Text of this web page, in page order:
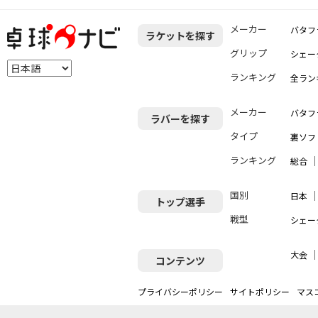
ラケットを探す メーカー バタ
グリップ シェー
ランキング 全ラ
ラバーを探す メーカー バタ
タイプ 裏ソフ
ランキング 総合
トップ選手 国別 日本
戦型 シェー
コンテンツ 大会
プライバシーポリシー サイトポリシー マス